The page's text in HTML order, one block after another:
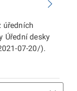
úředních
Úřední desky
07-20/).